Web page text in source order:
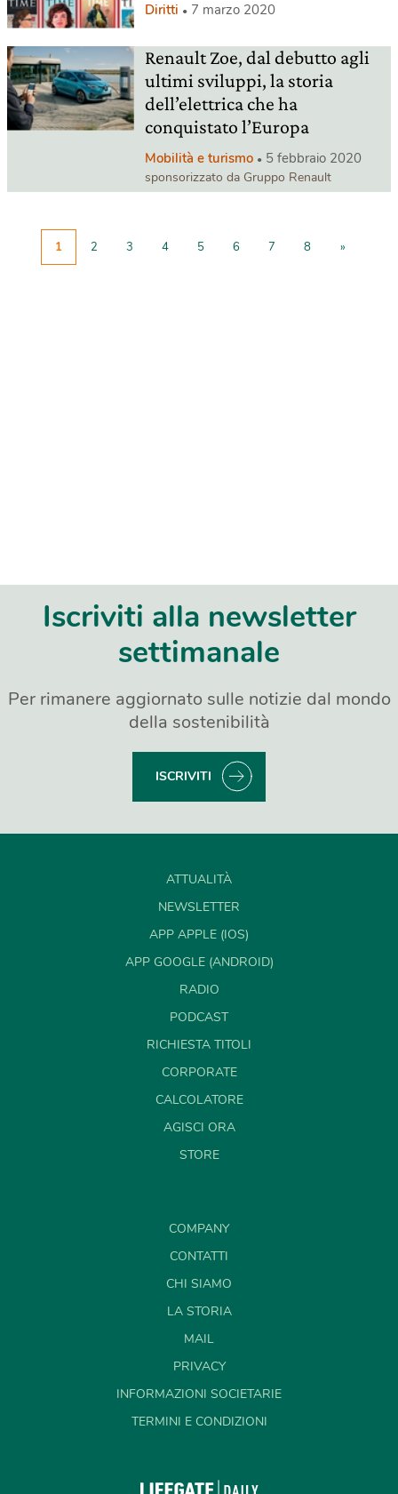
Diritti 7 marzo 2020
Renault Zoe, dal debutto agli
ultimi sviluppi, la storia
dell’elettrica che ha
conquistato l’Europa
Mobilità e turismo 5 febbraio 2020
sponsorizzato da Gruppo Renault
1 2 3 4 5 6 7 8 »
Iscriviti alla newsletter
settimanale
Per rimanere aggiornato sulle notizie dal mondo
della sostenibilità
ISCRIVITI
ATTUALITÀ
NEWSLETTER
APP APPLE (IOS)
APP GOOGLE (ANDROID)
RADIO
PODCAST
RICHIESTA TITOLI
CORPORATE
CALCOLATORE
AGISCI ORA
STORE
COMPANY
CONTATTI
CHI SIAMO
LA STORIA
MAIL
PRIVACY
INFORMAZIONI SOCIETARIE
TERMINI E CONDIZIONI